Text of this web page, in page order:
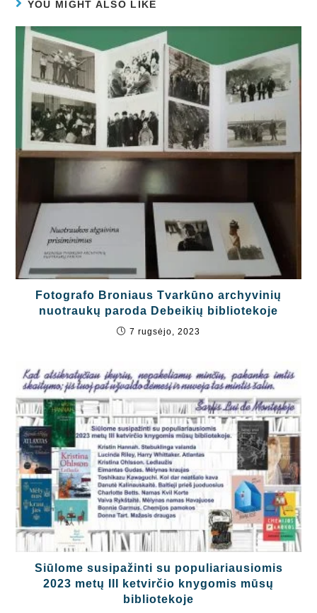
YOU MIGHT ALSO LIKE
Fotografo Broniaus Tvarkūno archyvinių
nuotraukų paroda Debeikių bibliotekoje
7 rugsėjo, 2023
Siūlome susipažinti su populiariausiomis
2023 metų III ketvirčio knygomis mūsų
bibliotekoje